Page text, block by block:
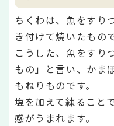
ちくわは、魚をすり
き付けて焼いたもので
こうした、魚をすり
もの」と言い、かま
もねりものです。
塩を加えて練ること
感がうまれます。